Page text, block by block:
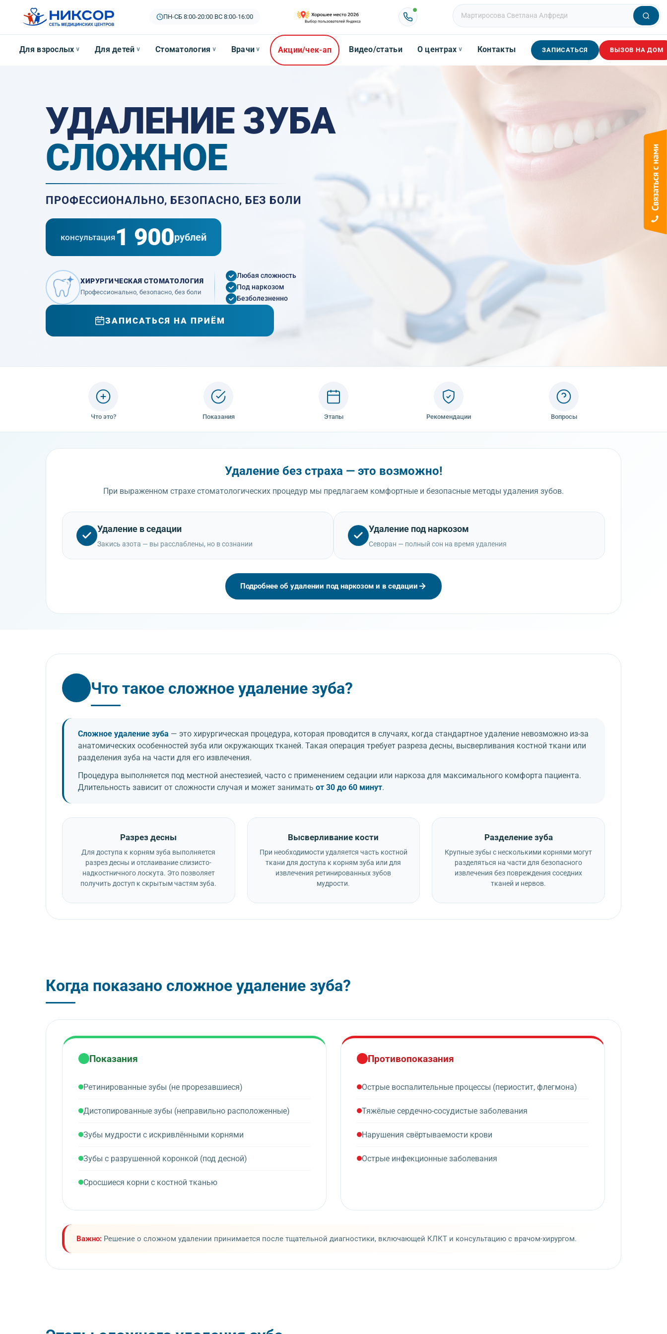
ПН-СБ 8:00-20:00| ВС 8:00-16:00
Для взрослых ∨ Для детей ∨ Стоматология ∨ Врачи ∨ Акции/чек-ап Видео/статьи О центрах ∨ Контакты ЗАПИСАТЬСЯ ВЫЗОВ НА ДОМ
УДАЛЕНИЕ ЗУБА
СЛОЖНОЕ
ПРОФЕССИОНАЛЬНО, БЕЗОПАСНО, БЕЗ БОЛИ
консультация 1 900рублей
ХИРУРГИЧЕСКАЯ СТОМАТОЛОГИЯ
Профессионально, безопасно, без боли
Любая сложность
Под наркозом
Безболезненно
ЗАПИСАТЬСЯ НА ПРИЁМ
Что это? Показания Этапы Рекомендации Вопросы
Удаление без страха — это возможно!
При выраженном страхе стоматологических процедур мы предлагаем комфортные и безопасные методы удаления зубов.
Удаление в седации
Закись азота — вы расслаблены, но в сознании
Удаление под наркозом
Севоран — полный сон на время удаления
Подробнее об удалении под наркозом и в седации
Что такое сложное удаление зуба?
Сложное удаление зуба — это хирургическая процедура, которая проводится в случаях, когда стандартное удаление невозможно из-за
анатомических особенностей зуба или окружающих тканей. Такая операция требует разреза десны, высверливания костной ткани или
разделения зуба на части для его извлечения.
Процедура выполняется под местной анестезией, часто с применением седации или наркоза для максимального комфорта пациента.
Длительность зависит от сложности случая и может занимать от 30 до 60 минут.
Разрез десны
Для доступа к корням зуба выполняется
разрез десны и отслаивание слизисто-
надкостничного лоскута. Это позволяет
получить доступ к скрытым частям зуба.
Высверливание кости
При необходимости удаляется часть костной
ткани для доступа к корням зуба или для
извлечения ретинированных зубов
мудрости.
Разделение зуба
Крупные зубы с несколькими корнями могут
разделяться на части для безопасного
извлечения без повреждения соседних
тканей и нервов.
Когда показано сложное удаление зуба?
Показания
Ретинированные зубы (не прорезавшиеся)
Дистопированные зубы (неправильно расположенные)
Зубы мудрости с искривлёнными корнями
Зубы с разрушенной коронкой (под десной)
Сросшиеся корни с костной тканью
Противопоказания
Острые воспалительные процессы (периостит, флегмона)
Тяжёлые сердечно-сосудистые заболевания
Нарушения свёртываемости крови
Острые инфекционные заболевания
Важно: Решение о сложном удалении принимается после тщательной диагностики, включающей КЛКТ и консультацию с врачом-хирургом.